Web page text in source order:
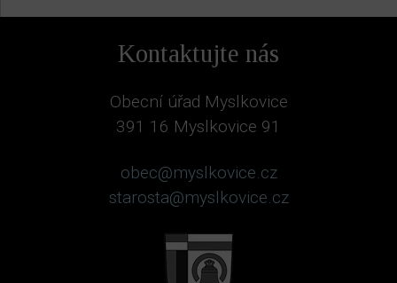
Kontaktujte nás
Obecní úřad Myslkovice
391 16 Myslkovice 91
obec@myslkovice.cz
starosta@myslkovice.cz